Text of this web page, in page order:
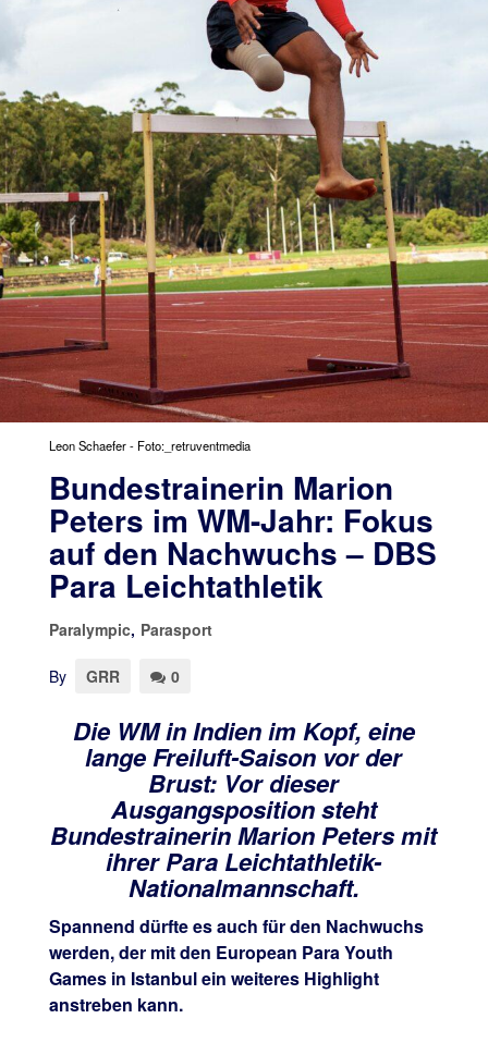
Leon Schaefer - Foto:_retruventmedia
Bundestrainerin Marion
Peters im WM-Jahr: Fokus
auf den Nachwuchs – DBS
Para Leichtathletik
Paralympic, Parasport
By GRR 0
Die WM in Indien im Kopf, eine
lange Freiluft-Saison vor der
Brust: Vor dieser
Ausgangsposition steht
Bundestrainerin Marion Peters mit
ihrer Para Leichtathletik-
Nationalmannschaft.
Spannend dürfte es auch für den Nachwuchs
werden, der mit den European Para Youth
Games in Istanbul ein weiteres Highlight
anstreben kann.